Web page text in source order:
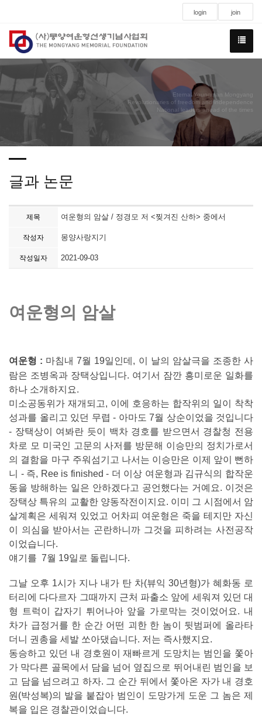
login join
Eternal Youngman Mongyang
Revolutionaries of freedom and independence
National leaders ahead of the times
글과 논문
제목 여운형의 암살 / 정경모 저 <찢겨진 산하> 중에서
작성자 몽양사랑지기
작성일자 2021-09-03
여운형의 암살
여운형 : 마침내 7월 19일인데, 이 날의 암살극을 조종한 사
람은 조병옥과 장택상입니다. 여기서 잠깐 흥미로운 일화를
하나 소개하지요.
미소공동위가 재개되고, 이에 호응하는 합작위의 일이 착착
성과를 올리고 있던 무렵 - 아마도 7월 상순이었을 것입니다
- 장택상이 여봐란 듯이 백차 경호를 받으면서 경찰청 전용
차로 모 미국인 고문의 사저를 방문해 이승만의 정치가로서
의 결함을 마구 주워섬기고 나서는 이승만은 이제 앞이 뻔하
니 - 즉, Ree is finished - 더 이상 여운형과 김규식의 합작운
동을 방해하는 일은 안하겠다고 공언했다는 거예요. 이것은
장택상 특유의 교활한 양동작전이지요. 이미 그 시점에서 암
살계획은 세워져 있었고 어차피 여운형은 죽을 테지만 자신
이 의심을 받아서는 곤란하니까 그것을 피하려는 사전공작
이었습니다.
얘기를 7월 19일로 돌립니다.
그날 오후 1시가 지나 내가 탄 차(뷰익 30년형)가 혜화동 로
터리에 다다르자 그때까지 근처 파출소 앞에 세워져 있던 대
형 트럭이 갑자기 튀어나아 앞을 가로막는 것이었어요. 내
차가 급정거를 한 순간 어떤 괴한 한 놈이 뒷범퍼에 올라타
더니 권총을 세발 쏘아댔습니다. 저는 즉사했지요.
동승하고 있던 내 경호원이 재빠르게 도망치는 범인을 쫓아
가 막다른 골목에서 담을 넘어 옆집으로 뛰어내린 범인을 보
고 담을 넘으려고 하자. 그 순간 뒤에서 쫓아온 자가 내 경호
원(박성복)의 발을 붙잡아 범인이 도망가게 도운 그 놈은 제
복을 입은 경찰관이었습니다.